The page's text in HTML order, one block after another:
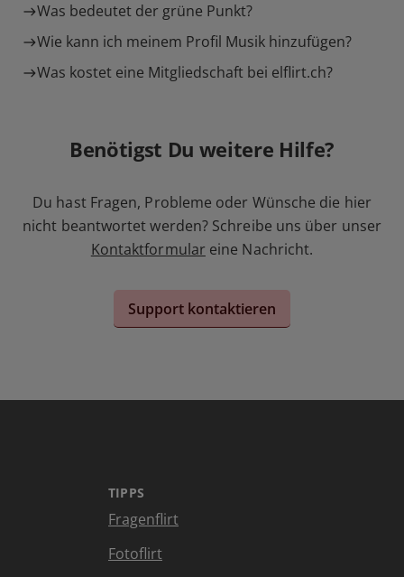
Was bedeutet der grüne Punkt?
Wie kann ich meinem Profil Musik hinzufügen?
Was kostet eine Mitgliedschaft bei elflirt.ch?
Benötigst Du weitere Hilfe?
Du hast Fragen, Probleme oder Wünsche die hier
nicht beantwortet werden? Schreibe uns über unser
Kontaktformular eine Nachricht.
Support kontaktieren
TIPPS
Fragenflirt
Fotoflirt